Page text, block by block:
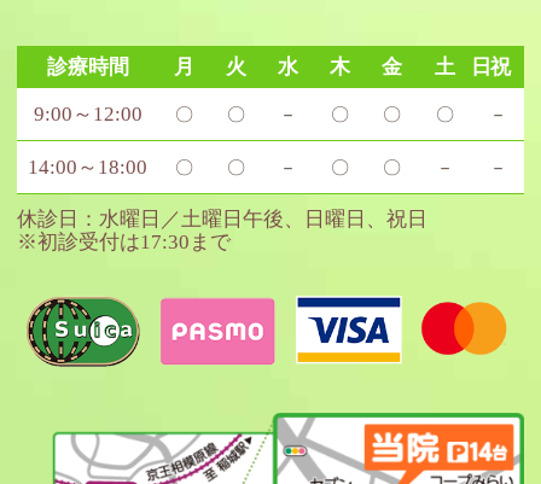
診療時間 月 火 水 木 金 土 日祝
9:00～12:00 〇 〇 － 〇 〇 〇 －
14:00～18:00 〇 〇 － 〇 〇 － －
休診日：水曜日／土曜日午後、日曜日、祝日
※初診受付は17:30まで